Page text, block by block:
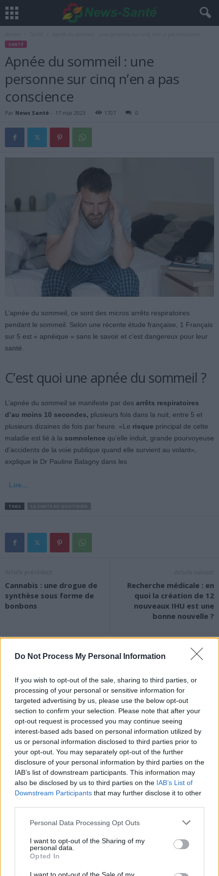
Do Not Process My Personal Information
If you wish to opt-out of the sale, sharing to third parties, or
processing of your personal or sensitive information for
targeted advertising by us, please use the below opt-out
section to confirm your selection. Please note that after your
opt-out request is processed you may continue seeing
interest-based ads based on personal information utilized by
us or personal information disclosed to third parties prior to
your opt-out. You may separately opt-out of the further
disclosure of your personal information by third parties on the
IAB’s list of downstream participants. This information may
also be disclosed by us to third parties on the IAB’s List of
Downstream Participants that may further disclose it to other
Personal Data Processing Opt Outs
I want to opt-out of the Sharing of my
personal data.
Opted In
SANTÉ
Apnée du sommeil : une
personne sur cinq n’en a pas
conscience
Par News Santé - 17 mai 2023 1707 0
L’apnée du sommeil, ce sont des micros arrêts respiratoires
pendant le sommeil. Selon une récente étude française, 1 Français
sur 5 est « apnéique » sans le savoir et c’est dangereux pour leur
santé.
C’est quoi une apnée du sommeil ?
L’apnée du sommeil se manifeste par des arrêts respiratoires
d’au moins 10 secondes, plusieurs fois dans la nuit, entre 5 et
plusieurs dizaines de fois par heure. «Le risque principal de cette
maladie est lié à la somnolence qu’elle induit, grande pourvoyeuse
d’accidents de la voie publique quand elle survient au volant»,
explique le Dr Pauline Balagny dans les
Lire…
TAGS
Cannabis : une drogue de
synthèse sous forme de
bonbons
Recherche médicale : en
quoi la création de 12
nouveaux IHU est une
bonne nouvelle ?
News Santé
ARTICLES CONNEXES PLUS DE L'AUTEUR
Santé
éviter le danger
Santé Santé